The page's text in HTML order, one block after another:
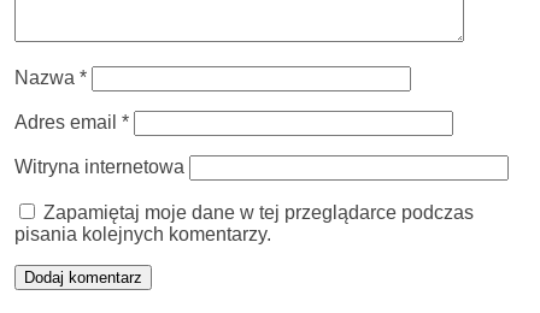
Nazwa *
Adres email *
Witryna internetowa
Zapamiętaj moje dane w tej przeglądarce podczas
pisania kolejnych komentarzy.